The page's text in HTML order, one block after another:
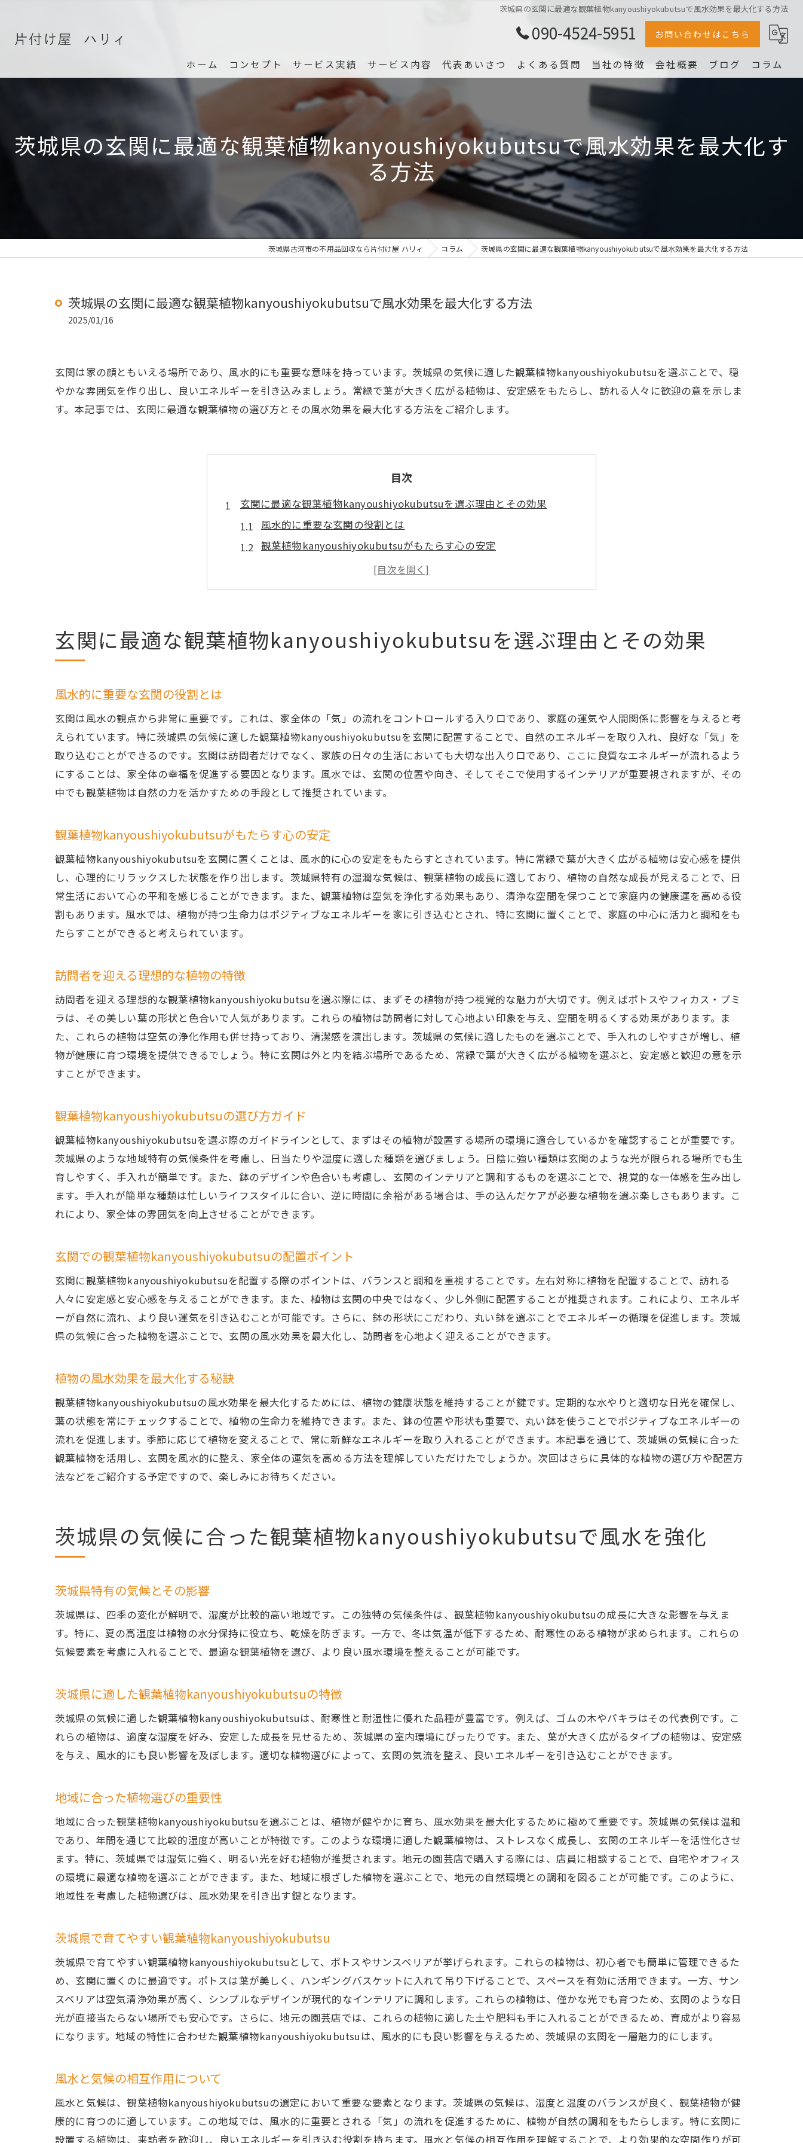
茨城県の玄関に最適な観葉植物kanyoushiyokubutsuで風水効果を最大化する方法
090-4524-5951 お問い合わせはこちら
ホーム コンセプト サービス実績 サービス内容 代表あいさつ よくある質問 当社の特徴
家具
片付け
洗濯機
会社概要 ブログ コラム
茨城県の玄関に最適な観葉植物kanyoushiyokubutsuで風水効果を最大化す
る方法
茨城県古河市の不用品回収なら片付け屋 ハリィ コラム 茨城県の玄関に最適な観葉植物kanyoushiyokubutsuで風水効果を最大化する方法
茨城県の玄関に最適な観葉植物kanyoushiyokubutsuで風水効果を最大化する方法
2025/01/16
玄関は家の顔ともいえる場所であり、風水的にも重要な意味を持っています。茨城県の気候に適した観葉植物kanyoushiyokubutsuを選ぶことで、穏
やかな雰囲気を作り出し、良いエネルギーを引き込みましょう。常緑で葉が大きく広がる植物は、安定感をもたらし、訪れる人々に歓迎の意を示しま
す。本記事では、玄関に最適な観葉植物の選び方とその風水効果を最大化する方法をご紹介します。
目次
玄関に最適な観葉植物kanyoushiyokubutsuを選ぶ理由とその効果
風水的に重要な玄関の役割とは
観葉植物kanyoushiyokubutsuがもたらす心の安定
訪問者を迎える理想的な植物の特徴
観葉植物kanyoushiyokubutsuの選び方ガイド
植物の風水効果を最大化する秘訣
茨城県の気候に合った観葉植物kanyoushiyokubutsuで風水を強化
地域に合った植物選びの重要性
茨城県で育てやすい観葉植物kanyoushiyokubutsu
風水と気候の相互作用について
気候対応型観葉植物kanyoushiyokubutsuの選択法
観葉植物kanyoushiyokubutsuで玄関から良いエネルギーを引き込む方法
玄関でのエネルギーの流れを改善する方法
観葉植物kanyoushiyokubutsuが持つエネルギー浄化作用
エネルギーの循環を促す配置法
家庭の運を上昇させる植物の力
毎日のエネルギーを高める植物のケア方法
常緑であることが風水に与える影響
安定した気を保つ植物の選択
玄関の安定感を高めるレイアウト
美しい玄関作りの基本
バランスの取れた植物選びのポイント
美観と風水効果を両立させる方法
幸運を呼び込むための色彩と配置
自然な美しさを保つ植物の手入れ法
玄関の印象を左右するデザインの工夫
大きな葉がもたらす開放感
風水での大きな葉の意味とは
玄関における視覚的な効果とその役割
歓迎の意を示す植物の特性
エネルギーの循環を助ける葉の形状
茨城県の気候特性を理解する
気候に応じた水やりと光の調整
適切な土壌と鉢選びのポイント
観葉植物kanyoushiyokubutsuの病害虫対策
風水効果を最大化する観葉植物kanyoushiyokubutsuの配置方法
風水に基づく理想的な配置法
効果的な配置で得られる風水の恩恵
玄関の空間を最大限に活用する配置術
風水を活かした観葉植物kanyoushiyokubutsuの配置例
玄関に最適な観葉植物kanyoushiyokubutsuを選ぶ理由とその効果
風水的に重要な玄関の役割とは
玄関は風水の観点から非常に重要です。これは、家全体の「気」の流れをコントロールする入り口であり、家庭の運気や人間関係に影響を与えると考
えられています。特に茨城県の気候に適した観葉植物kanyoushiyokubutsuを玄関に配置することで、自然のエネルギーを取り入れ、良好な「気」を
取り込むことができるのです。玄関は訪問者だけでなく、家族の日々の生活においても大切な出入り口であり、ここに良質なエネルギーが流れるよう
にすることは、家全体の幸福を促進する要因となります。風水では、玄関の位置や向き、そしてそこで使用するインテリアが重要視されますが、その
中でも観葉植物は自然の力を活かすための手段として推奨されています。
観葉植物kanyoushiyokubutsuがもたらす心の安定
観葉植物kanyoushiyokubutsuを玄関に置くことは、風水的に心の安定をもたらすとされています。特に常緑で葉が大きく広がる植物は安心感を提供
し、心理的にリラックスした状態を作り出します。茨城県特有の湿潤な気候は、観葉植物の成長に適しており、植物の自然な成長が見えることで、日
常生活において心の平和を感じることができます。また、観葉植物は空気を浄化する効果もあり、清浄な空間を保つことで家庭内の健康運を高める役
割もあります。風水では、植物が持つ生命力はポジティブなエネルギーを家に引き込むとされ、特に玄関に置くことで、家庭の中心に活力と調和をも
たらすことができると考えられています。
訪問者を迎える理想的な植物の特徴
訪問者を迎える理想的な観葉植物kanyoushiyokubutsuを選ぶ際には、まずその植物が持つ視覚的な魅力が大切です。例えばポトスやフィカス・プミ
ラは、その美しい葉の形状と色合いで人気があります。これらの植物は訪問者に対して心地よい印象を与え、空間を明るくする効果があります。ま
た、これらの植物は空気の浄化作用も併せ持っており、清潔感を演出します。茨城県の気候に適したものを選ぶことで、手入れのしやすさが増し、植
物が健康に育つ環境を提供できるでしょう。特に玄関は外と内を結ぶ場所であるため、常緑で葉が大きく広がる植物を選ぶと、安定感と歓迎の意を示
すことができます。
観葉植物kanyoushiyokubutsuの選び方ガイド
観葉植物kanyoushiyokubutsuを選ぶ際のガイドラインとして、まずはその植物が設置する場所の環境に適合しているかを確認することが重要です。
茨城県のような地域特有の気候条件を考慮し、日当たりや湿度に適した種類を選びましょう。日陰に強い種類は玄関のような光が限られる場所でも生
育しやすく、手入れが簡単です。また、鉢のデザインや色合いも考慮し、玄関のインテリアと調和するものを選ぶことで、視覚的な一体感を生み出し
ます。手入れが簡単な種類は忙しいライフスタイルに合い、逆に時間に余裕がある場合は、手の込んだケアが必要な植物を選ぶ楽しさもあります。こ
れにより、家全体の雰囲気を向上させることができます。
玄関での観葉植物kanyoushiyokubutsuの配置ポイント
玄関に観葉植物kanyoushiyokubutsuを配置する際のポイントは、バランスと調和を重視することです。左右対称に植物を配置することで、訪れる
人々に安定感と安心感を与えることができます。また、植物は玄関の中央ではなく、少し外側に配置することが推奨されます。これにより、エネルギ
ーが自然に流れ、より良い運気を引き込むことが可能です。さらに、鉢の形状にこだわり、丸い鉢を選ぶことでエネルギーの循環を促進します。茨城
県の気候に合った植物を選ぶことで、玄関の風水効果を最大化し、訪問者を心地よく迎えることができます。
植物の風水効果を最大化する秘訣
観葉植物kanyoushiyokubutsuの風水効果を最大化するためには、植物の健康状態を維持することが鍵です。定期的な水やりと適切な日光を確保し、
葉の状態を常にチェックすることで、植物の生命力を維持できます。また、鉢の位置や形状も重要で、丸い鉢を使うことでポジティブなエネルギーの
流れを促進します。季節に応じて植物を変えることで、常に新鮮なエネルギーを取り入れることができます。本記事を通じて、茨城県の気候に合った
観葉植物を活用し、玄関を風水的に整え、家全体の運気を高める方法を理解していただけたでしょうか。次回はさらに具体的な植物の選び方や配置方
法などをご紹介する予定ですので、楽しみにお待ちください。
茨城県の気候に合った観葉植物kanyoushiyokubutsuで風水を強化
茨城県特有の気候とその影響
茨城県は、四季の変化が鮮明で、湿度が比較的高い地域です。この独特の気候条件は、観葉植物kanyoushiyokubutsuの成長に大きな影響を与えま
す。特に、夏の高湿度は植物の水分保持に役立ち、乾燥を防ぎます。一方で、冬は気温が低下するため、耐寒性のある植物が求められます。これらの
気候要素を考慮に入れることで、最適な観葉植物を選び、より良い風水環境を整えることが可能です。
茨城県に適した観葉植物kanyoushiyokubutsuの特徴
茨城県の気候に適した観葉植物kanyoushiyokubutsuは、耐寒性と耐湿性に優れた品種が豊富です。例えば、ゴムの木やパキラはその代表例です。こ
れらの植物は、適度な湿度を好み、安定した成長を見せるため、茨城県の室内環境にぴったりです。また、葉が大きく広がるタイプの植物は、安定感
を与え、風水的にも良い影響を及ぼします。適切な植物選びによって、玄関の気流を整え、良いエネルギーを引き込むことができます。
地域に合った植物選びの重要性
地域に合った観葉植物kanyoushiyokubutsuを選ぶことは、植物が健やかに育ち、風水効果を最大化するために極めて重要です。茨城県の気候は温和
であり、年間を通じて比較的湿度が高いことが特徴です。このような環境に適した観葉植物は、ストレスなく成長し、玄関のエネルギーを活性化させ
ます。特に、茨城県では湿気に強く、明るい光を好む植物が推奨されます。地元の園芸店で購入する際には、店員に相談することで、自宅やオフィス
の環境に最適な植物を選ぶことができます。また、地域に根ざした植物を選ぶことで、地元の自然環境との調和を図ることが可能です。このように、
地域性を考慮した植物選びは、風水効果を引き出す鍵となります。
茨城県で育てやすい観葉植物kanyoushiyokubutsu
茨城県で育てやすい観葉植物kanyoushiyokubutsuとして、ポトスやサンスベリアが挙げられます。これらの植物は、初心者でも簡単に管理できるた
め、玄関に置くのに最適です。ポトスは葉が美しく、ハンギングバスケットに入れて吊り下げることで、スペースを有効に活用できます。一方、サン
スベリアは空気清浄効果が高く、シンプルなデザインが現代的なインテリアに調和します。これらの植物は、僅かな光でも育つため、玄関のような日
光が直接当たらない場所でも安心です。さらに、地元の園芸店では、これらの植物に適した土や肥料も手に入れることができるため、育成がより容易
になります。地域の特性に合わせた観葉植物kanyoushiyokubutsuは、風水的にも良い影響を与えるため、茨城県の玄関を一層魅力的にします。
風水と気候の相互作用について
風水と気候は、観葉植物kanyoushiyokubutsuの選定において重要な要素となります。茨城県の気候は、湿度と温度のバランスが良く、観葉植物が健
康的に育つのに適しています。この地域では、風水的に重要とされる「気」の流れを促進するために、植物が自然の調和をもたらします。特に玄関に
設置する植物は、来訪者を歓迎し、良いエネルギーを引き込む役割を持ちます。風水と気候の相互作用を理解することで、より効果的な空間作りが可